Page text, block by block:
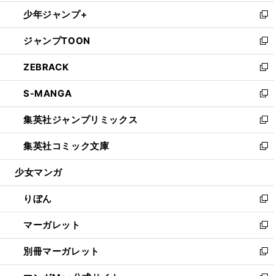
く
で
開
く
ン
ド
ウ
で
開
く
ウ
ィ
ン
ド
ウ
で
開
く
し
い
ウ
ィ
ン
ド
ウ
で
開
く
少年ジャンプ+
新
し
い
ウ
ィ
ン
ド
ウ
で
開
く
ジャンプTOON
新
し
い
ウ
ィ
ン
ド
ウ
で
開
ZEBRACK
新
し
い
ウ
ィ
ン
ド
ウ
開
く
S-MANGA
新
し
い
ウ
ィ
ン
ウ
で
開
く
集英社ジャンプリミックス
新
し
い
ウ
ン
ド
ウ
で
開
く
集英社コミック文庫
新
し
ウ
ィ
ン
ド
ウ
で
開
少女マンガ
りぼん
新
し
い
ウ
ィ
ン
マーガレット
新
し
い
ウ
別冊マーガレット
新
し